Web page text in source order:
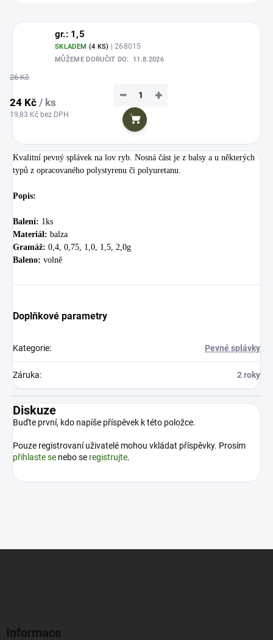
gr.: 1,5
SKLADEM (4 KS) | 268015
MŮŽEME DORUČIT DO: 11.8.2026
26 Kč
24 Kč / ks
19,83 Kč bez DPH
+
−
Do košíku
Kvalitní pevný splávek na lov ryb. Nosná část je z balsy a u některých
typů z opracovaného polystyrenu či polyuretanu.
Popis:
Balení: 1ks
Materiál: balza
Gramáž: 0,4, 0,75, 1,0, 1,5, 2,0g
Baleno: volně
Doplňkové parametry
Kategorie: Pevné splávky
Záruka: 2 roky
Diskuze
Buďte první, kdo napíše příspěvek k této položce.
Pouze registrovaní uživatelé mohou vkládat příspěvky. Prosím
přihlaste se nebo se registrujte.
Informace